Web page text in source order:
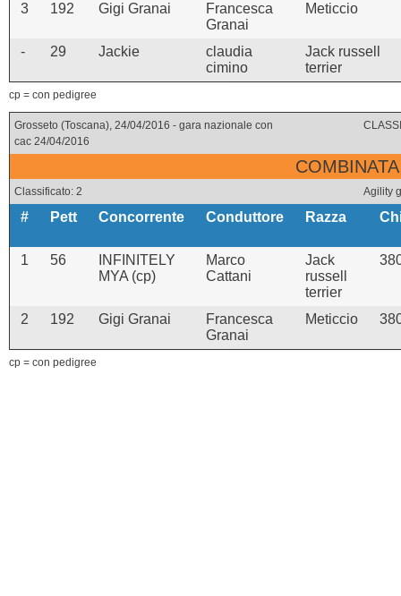
3
192 Gigi Granai
Francesca
Granai
Meticcio
- 29 Jackie
claudia
cimino
Jack russell
terrier
cp = con pedigree
Grosseto (Toscana), 24/04/2016 - gara nazionale con
cac 24/04/2016
Classificato: 2 Agility
# Pett Concorrente Conduttore Razza
1 56
INFINITELY
MYA (cp)
Marco
Cattani
Jack
russell
terrier
2 192 Gigi Granai
Francesca
Granai
Meticcio
cp = con pedigree